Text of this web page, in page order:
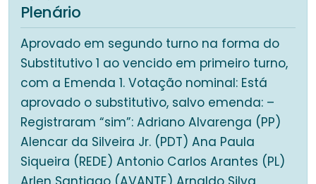
Plenário
Aprovado em segundo turno na forma do
Substitutivo 1 ao vencido em primeiro turno,
com a Emenda 1. Votação nominal: Está
aprovado o substitutivo, salvo emenda: –
Registraram “sim”: Adriano Alvarenga (PP)
Alencar da Silveira Jr. (PDT) Ana Paula
Siqueira (REDE) Antonio Carlos Arantes (PL)